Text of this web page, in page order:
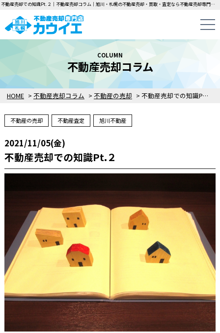
不動産売却での知識Pt.２｜不動産売却コラム｜旭川・札幌の不動産売却・買取・査定なら不動産売却専門店カウイエにお任せください！中古一戸建て・マンション・土地の即日無料査定・即金買取を行っています！
HOME > 不動産売却コラム > 不動産の売却 > 不動産売却での知識Pt.２
COLUMN
不動産売却コラム
不動産の売却 不動産査定 旭川不動産
2021/11/05(金)
不動産売却での知識Pt.２